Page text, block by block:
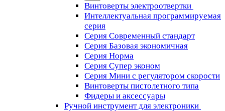
Винтоверты электроотвертки
Интеллектуальная программируемая
серия
Серия Современный стандарт
Серия Базовая экономичная
Серия Норма
Серия Cупер эконом
Серия Мини с регулятором скорости
Винтоверты пистолетного типа
Фидеры и аксессуары
Ручной инструмент для электроники